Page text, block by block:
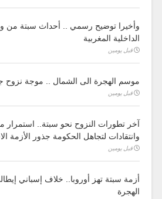
وأخيرا توضيح رسمي .. أحداث سبتة من
الداخلية المغربية
قبل يومين
موسم الهجرة الى الشمال .. موجة نزوح
قبل يومين
آخر تطورات النزوح نحو سبتة.. استمرار
وانتقادات لتجاهل الحكومة جذور الأزمة
قبل يومين
أزمة سبتة تهز أوروبا.. خلاف إسباني
الهجرة